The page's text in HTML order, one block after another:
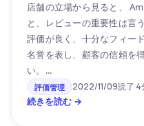
店舗の立場から見ると、
と、レビューの重要性は言
評価が良く、十分なフィー
名誉を表し、顧客の信頼を
い。...
評価管理 2022/11/09読了 4
続きを読む →